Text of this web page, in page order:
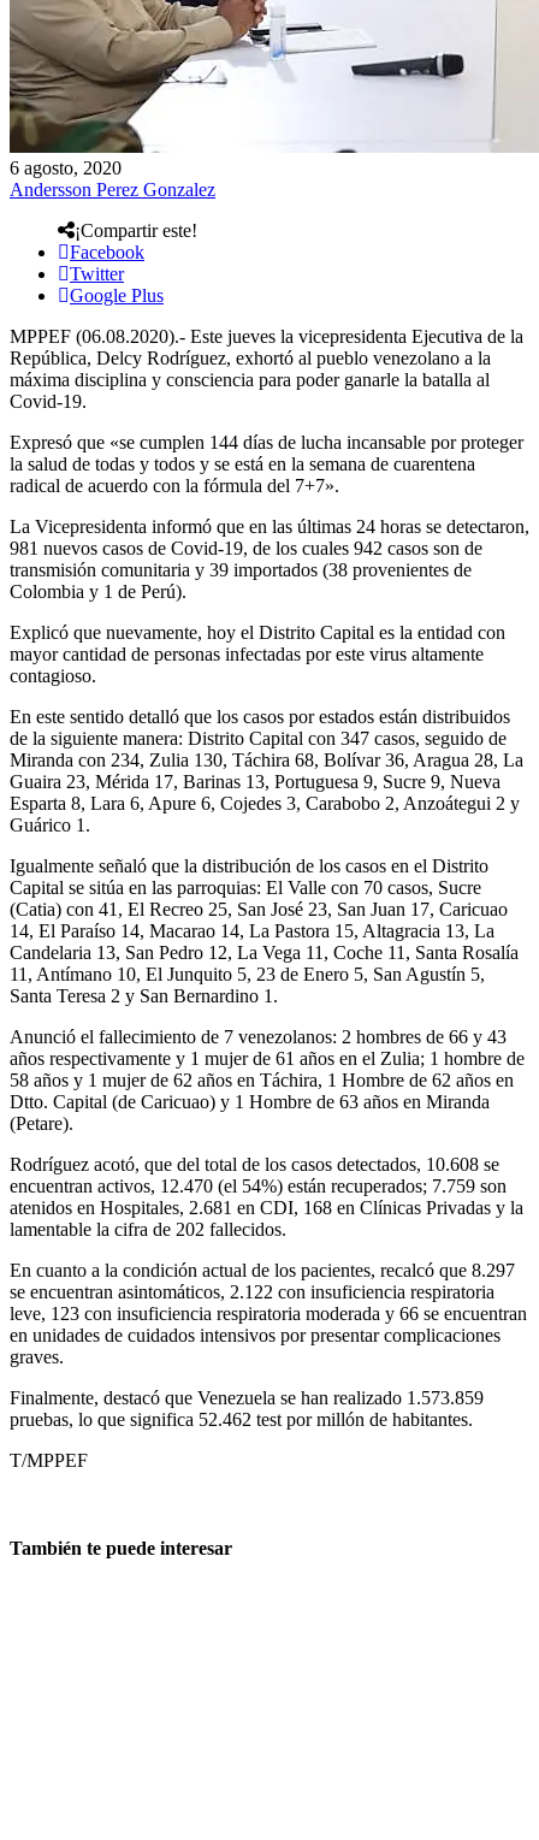
6 agosto, 2020
Andersson Perez Gonzalez
¡Compartir este!
Facebook
Twitter
Google Plus
MPPEF (06.08.2020).- Este jueves la vicepresidenta Ejecutiva de la
República, Delcy Rodríguez, exhortó al pueblo venezolano a la
máxima disciplina y consciencia para poder ganarle la batalla al
Covid-19.
Expresó que «se cumplen 144 días de lucha incansable por proteger
la salud de todas y todos y se está en la semana de cuarentena
radical de acuerdo con la fórmula del 7+7».
La Vicepresidenta informó que en las últimas 24 horas se detectaron,
981 nuevos casos de Covid-19, de los cuales 942 casos son de
transmisión comunitaria y 39 importados (38 provenientes de
Colombia y 1 de Perú).
Explicó que nuevamente, hoy el Distrito Capital es la entidad con
mayor cantidad de personas infectadas por este virus altamente
contagioso.
En este sentido detalló que los casos por estados están distribuidos
de la siguiente manera: Distrito Capital con 347 casos, seguido de
Miranda con 234, Zulia 130, Táchira 68, Bolívar 36, Aragua 28, La
Guaira 23, Mérida 17, Barinas 13, Portuguesa 9, Sucre 9, Nueva
Esparta 8, Lara 6, Apure 6, Cojedes 3, Carabobo 2, Anzoátegui 2 y
Guárico 1.
Igualmente señaló que la distribución de los casos en el Distrito
Capital se sitúa en las parroquias: El Valle con 70 casos, Sucre
(Catia) con 41, El Recreo 25, San José 23, San Juan 17, Caricuao
14, El Paraíso 14, Macarao 14, La Pastora 15, Altagracia 13, La
Candelaria 13, San Pedro 12, La Vega 11, Coche 11, Santa Rosalía
11, Antímano 10, El Junquito 5, 23 de Enero 5, San Agustín 5,
Santa Teresa 2 y San Bernardino 1.
Anunció el fallecimiento de 7 venezolanos: 2 hombres de 66 y 43
años respectivamente y 1 mujer de 61 años en el Zulia; 1 hombre de
58 años y 1 mujer de 62 años en Táchira, 1 Hombre de 62 años en
Dtto. Capital (de Caricuao) y 1 Hombre de 63 años en Miranda
(Petare).
Rodríguez acotó, que del total de los casos detectados, 10.608 se
encuentran activos, 12.470 (el 54%) están recuperados; 7.759 son
atenidos en Hospitales, 2.681 en CDI, 168 en Clínicas Privadas y la
lamentable la cifra de 202 fallecidos.
En cuanto a la condición actual de los pacientes, recalcó que 8.297
se encuentran asintomáticos, 2.122 con insuficiencia respiratoria
leve, 123 con insuficiencia respiratoria moderada y 66 se encuentran
en unidades de cuidados intensivos por presentar complicaciones
graves.
Finalmente, destacó que Venezuela se han realizado 1.573.859
pruebas, lo que significa 52.462 test por millón de habitantes.
T/MPPEF
También te puede interesar